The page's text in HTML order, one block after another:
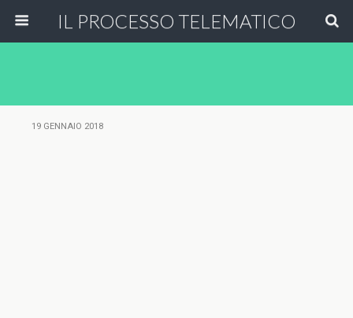
IL PROCESSO TELEMATICO
19 GENNAIO 2018